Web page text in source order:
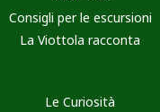
Consigli per le escursioni
La Viottola racconta
Le Curiosità